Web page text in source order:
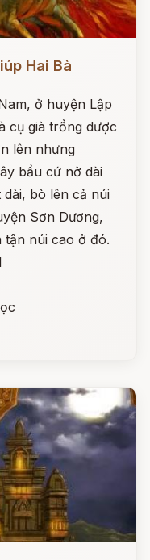
Hai Bà
ở huyện Lập
cụ già trồng dược
lên nhưng
bầu cứ nở dài
bò lên cả núi
Sơn Dương,
tận núi cao ở đó.